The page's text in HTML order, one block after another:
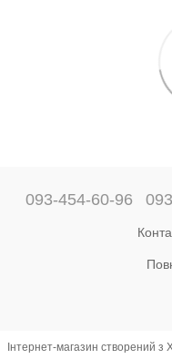
093-454-60-96
Інтернет-магазин створений з